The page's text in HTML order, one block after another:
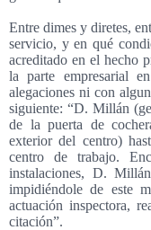
Entre dimes y diretes,
servicio, y en qué
acreditado en el hecho
la parte empresarial
alegaciones ni con
siguiente: “D. Millán
de la puerta de
exterior del centro)
centro de trabajo.
instalaciones, D.
impidiéndole de este
actuación inspectora,
citación”.